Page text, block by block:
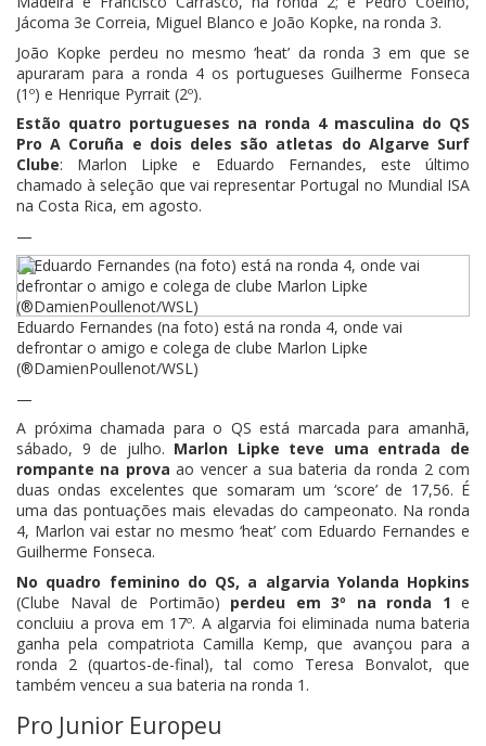
Jácoma 3e Correia, Miguel Blanco e João Kopke, na ronda 3.
João Kopke perdeu no mesmo ‘heat’ da ronda 3 em que se
apuraram para a ronda 4 os portugueses Guilherme Fonseca
(1º) e Henrique Pyrrait (2º).
Estão quatro portugueses na ronda 4 masculina do QS
Pro A Coruña e dois deles são atletas do Algarve Surf
Clube: Marlon Lipke e Eduardo Fernandes, este último
chamado à seleção que vai representar Portugal no Mundial ISA
na Costa Rica, em agosto.
—
Eduardo Fernandes (na foto) está na ronda 4, onde vai
defrontar o amigo e colega de clube Marlon Lipke
(®DamienPoullenot/WSL)
—
A próxima chamada para o QS está marcada para amanhã,
sábado, 9 de julho. Marlon Lipke teve uma entrada de
rompante na prova ao vencer a sua bateria da ronda 2 com
duas ondas excelentes que somaram um ‘score’ de 17,56. É
uma das pontuações mais elevadas do campeonato. Na ronda
4, Marlon vai estar no mesmo ‘heat’ com Eduardo Fernandes e
Guilherme Fonseca.
No quadro feminino do QS, a algarvia Yolanda Hopkins
(Clube Naval de Portimão) perdeu em 3º na ronda 1 e
concluiu a prova em 17º. A algarvia foi eliminada numa bateria
ganha pela compatriota Camilla Kemp, que avançou para a
ronda 2 (quartos-de-final), tal como Teresa Bonvalot, que
também venceu a sua bateria na ronda 1.
Pro Junior Europeu